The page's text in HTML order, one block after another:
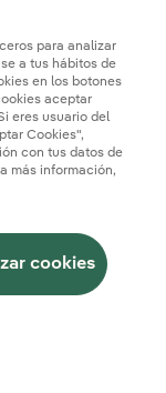
para analizar
a tus hábitos de
en los botones
aceptar
eres usuario del
Cookies",
con tus datos de
más información,
cookies